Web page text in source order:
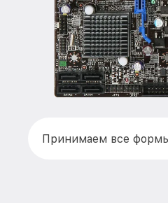
Принимаем все